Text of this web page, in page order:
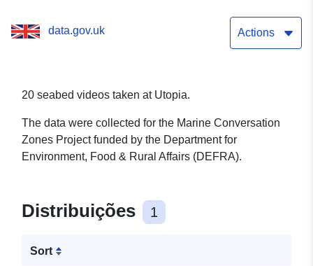
data.gov.uk Actions
20 seabed videos taken at Utopia.
The data were collected for the Marine Conversation
Zones Project funded by the Department for
Environment, Food & Rural Affairs (DEFRA).
Distribuições 1
Sort